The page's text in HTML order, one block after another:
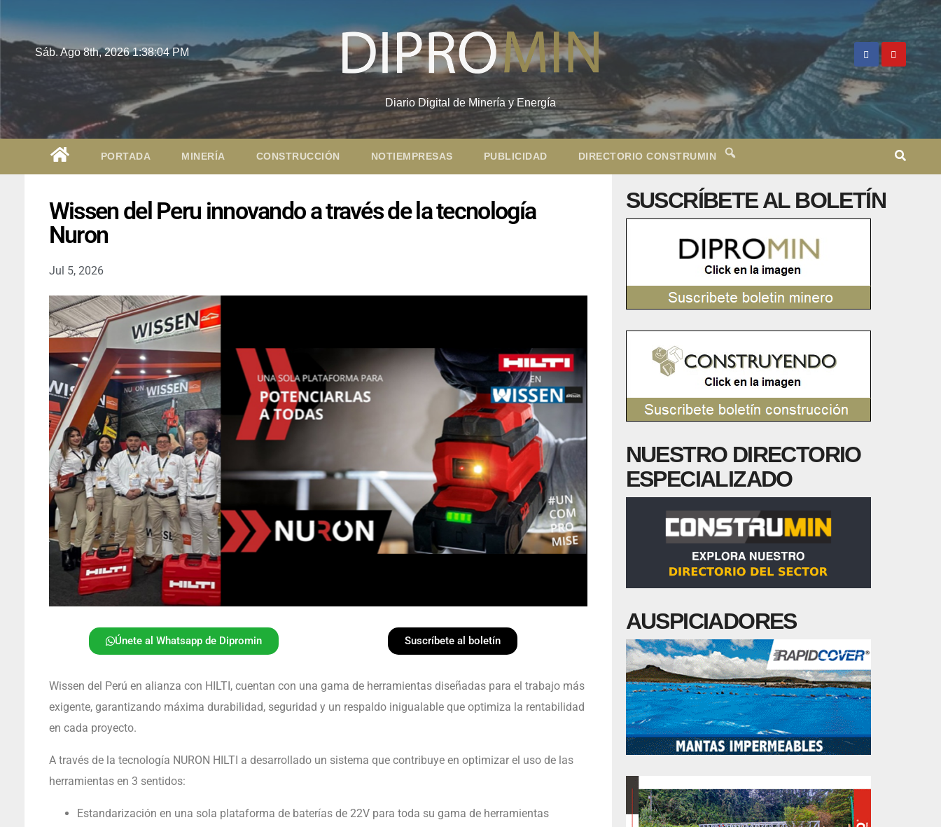
Sáb. Ago 8th, 20261:38:05 PM
Diario Digital de Minería y Energía
PORTADA MINERÍA CONSTRUCCIÓN NOTIEMPRESAS PUBLICIDAD DIRECTORIO CONSTRUMIN
Wissen del Peru innovando a través de la tecnología
Nuron
Jul 5, 2026
Únete al Whatsapp de Dipromin Suscríbete al boletín
Wissen del Perú en alianza con HILTI, cuentan con una gama de herramientas diseñadas para el trabajo más
exigente, garantizando máxima durabilidad, seguridad y un respaldo inigualable que optimiza la rentabilidad
en cada proyecto.
A través de la tecnología NURON HILTI a desarrollado un sistema que contribuye en optimizar el uso de las
herramientas en 3 sentidos:
Estandarización en una sola plataforma de baterías de 22V para toda su gama de herramientas
SUSCRÍBETE AL BOLETÍN
NUESTRO DIRECTORIO
ESPECIALIZADO
AUSPICIADORES